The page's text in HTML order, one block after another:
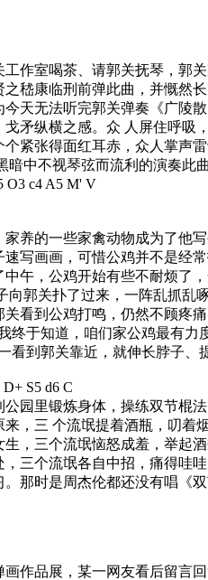
作室喝茶、请郭关抚琴，郭
嵇康临刑前弹此曲，并慨然
天无法听完郭关弹奏《广陵
矛纵横之感。众 人屏住呼吸
紧张得面红耳赤，众人掌声
暗中不视琴弦而流利的演奏
O3 c4 A5 M' V
养的一些家禽动物成为了他
写画画，可惜公鸡并不是经
午，公鸡开始有些不耐烦了
向郭关扑了过来，一阵乱抓
看到公鸡打鸣，仍然不顾疼
终于知道，咱们家公鸡最有
到郭关靠近，就伸长脖子、
D+ S5 d6 C
园里锻炼身体，操练双节棍
来，三 个流氓提着酒瓶，叨
生，三个流氓恼怒成羞，举
三个流氓各自中招，痛得哇
那时是周杰伦都还没有唱《
画作品展，某一网友看后留言